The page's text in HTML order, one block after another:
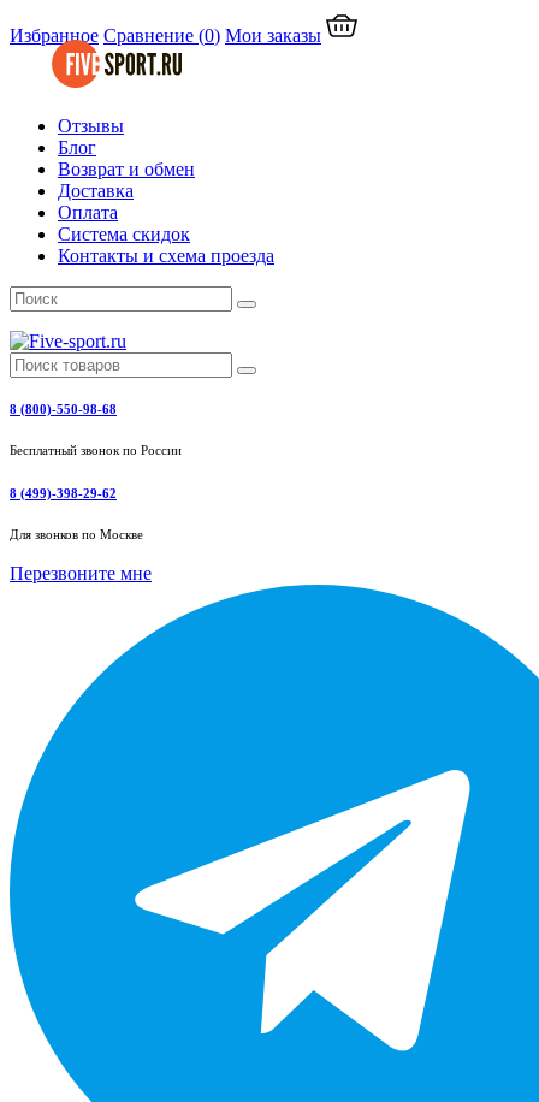
Избранное Сравнение (0) Мои заказы
Отзывы
Блог
Возврат и обмен
Доставка
Оплата
Система скидок
Контакты и схема проезда
8 (800)-550-98-68
Бесплатный звонок по России
8 (499)-398-29-62
Для звонков по Москве
Перезвоните мне